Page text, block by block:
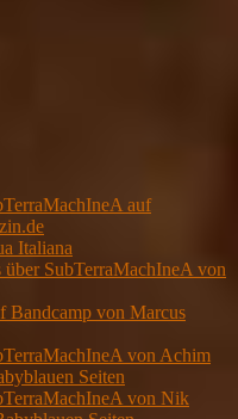
auf
Italiana
SubTerraMachIneA von
Bandcamp von Marcus
von Achim
Seiten
von Nik